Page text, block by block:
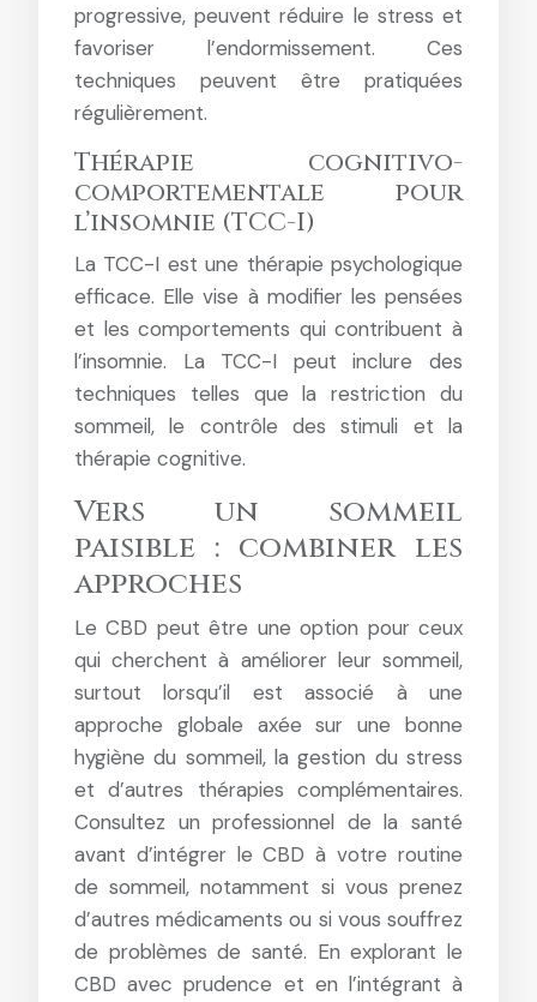
progressive, peuvent réduire le stress et
favoriser l’endormissement. Ces
techniques peuvent être pratiquées
régulièrement.
Thérapie cognitivo-
comportementale pour
l’insomnie (TCC-I)
La TCC-I est une thérapie psychologique
efficace. Elle vise à modifier les pensées
et les comportements qui contribuent à
l’insomnie. La TCC-I peut inclure des
techniques telles que la restriction du
sommeil, le contrôle des stimuli et la
thérapie cognitive.
Vers un sommeil
paisible : combiner les
approches
Le CBD peut être une option pour ceux
qui cherchent à améliorer leur sommeil,
surtout lorsqu’il est associé à une
approche globale axée sur une bonne
hygiène du sommeil, la gestion du stress
et d’autres thérapies complémentaires.
Consultez un professionnel de la santé
avant d’intégrer le CBD à votre routine
de sommeil, notamment si vous prenez
d’autres médicaments ou si vous souffrez
de problèmes de santé. En explorant le
CBD avec prudence et en l’intégrant à